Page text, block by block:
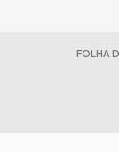
FOLHA